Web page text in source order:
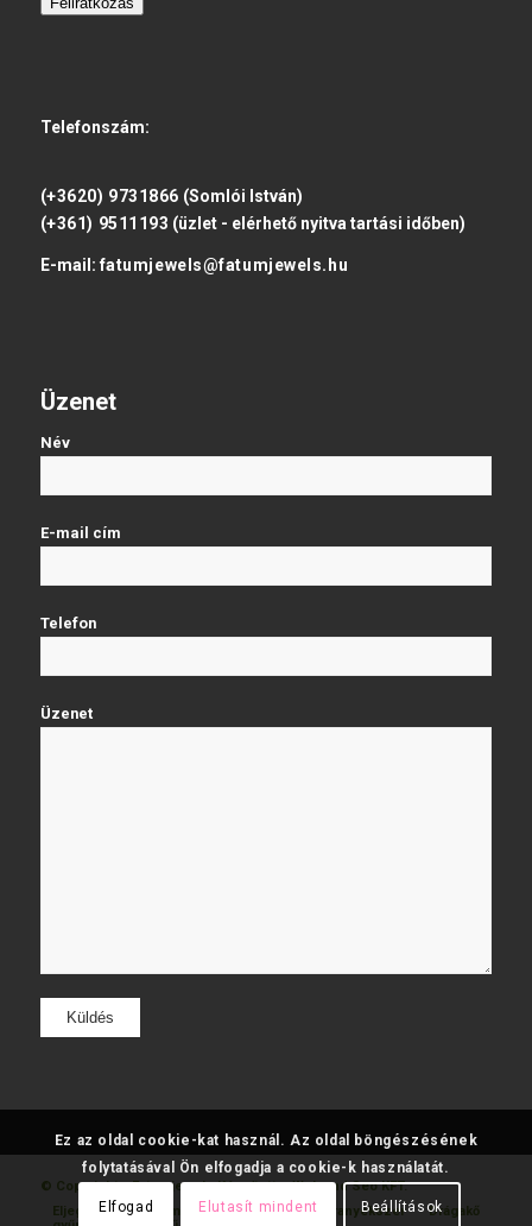
Telefonszám:
(+3620) 9731866 (Somlói István)
(+361) 9511193 (üzlet - elérhető nyitva tartási időben)
E-mail: fatumjewels@fatumjewels.hu
Üzenet
Név
E-mail cím
Telefon
Üzenet
© Copyright - FatumjewelsKészítette: Web and Seo KFT.
Eljegyzési
Gyémánt
Karikagyűrű Aranyékszer Drágakő
Ez az oldal cookie-kat használ. Az oldal böngészésének
folytatásával Ön elfogadja a cookie-k használatát.
Elfogad Elutasít mindent Beállítások